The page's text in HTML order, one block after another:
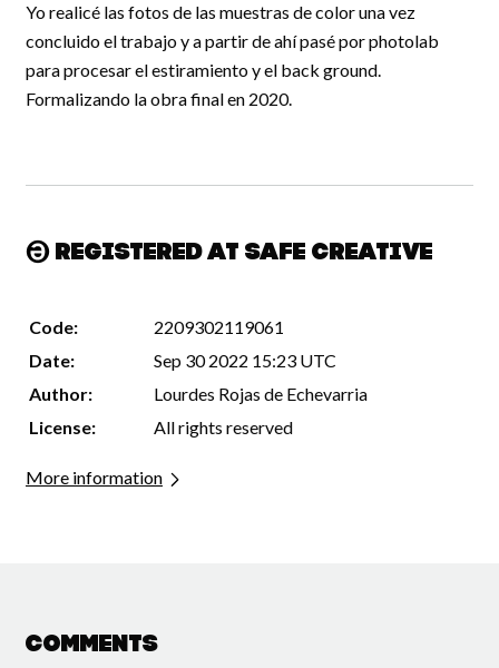
Yo realicé las fotos de las muestras de color una vez
concluido el trabajo y a partir de ahí pasé por photolab
para procesar el estiramiento y el back ground.
Formalizando la obra final en 2020.
Registered at Safe Creative
Code:
2209302119061
Date:
Sep 30 2022 15:23 UTC
Author:
Lourdes Rojas de Echevarria
License:
All rights reserved
More information
Comments